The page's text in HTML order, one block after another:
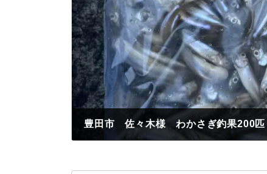
豊田市 佐々木様 わかさぎ釣果200匹